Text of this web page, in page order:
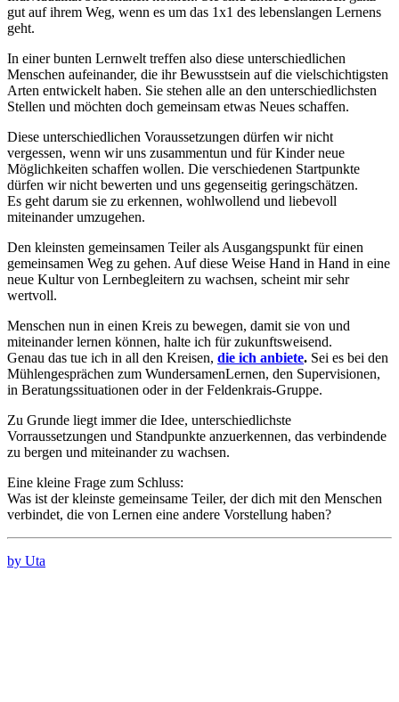
gut auf ihrem Weg, wenn es um das 1x1 des lebenslangen Lernens
geht.
In einer bunten Lernwelt treffen also diese unterschiedlichen
Menschen aufeinander, die ihr Bewusstsein auf die vielschichtigsten
Arten entwickelt haben. Sie stehen alle an den unterschiedlichsten
Stellen und möchten doch gemeinsam etwas Neues schaffen.
Diese unterschiedlichen Voraussetzungen dürfen wir nicht
vergessen, wenn wir uns zusammentun und für Kinder neue
Möglichkeiten schaffen wollen. Die verschiedenen Startpunkte
dürfen wir nicht bewerten und uns gegenseitig geringschätzen.
Es geht darum sie zu erkennen, wohlwollend und liebevoll
miteinander umzugehen.
Den kleinsten gemeinsamen Teiler als Ausgangspunkt für einen
gemeinsamen Weg zu gehen. Auf diese Weise Hand in Hand in eine
neue Kultur von Lernbegleitern zu wachsen, scheint mir sehr
wertvoll.
Menschen nun in einen Kreis zu bewegen, damit sie von und
miteinander lernen können, halte ich für zukunftsweisend.
Genau das tue ich in all den Kreisen, die ich anbiete. Sei es bei den
Mühlengesprächen zum WundersamenLernen, den Supervisionen,
in Beratungssituationen oder in der Feldenkrais-Gruppe.
Zu Grunde liegt immer die Idee, unterschiedlichste
Vorraussetzungen und Standpunkte anzuerkennen, das verbindende
zu bergen und miteinander zu wachsen.
Eine kleine Frage zum Schluss:
Was ist der kleinste gemeinsame Teiler, der dich mit den Menschen
verbindet, die von Lernen eine andere Vorstellung haben?
by Uta